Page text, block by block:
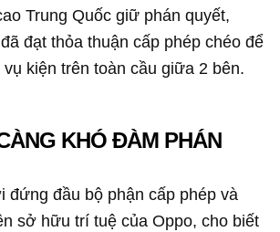
Trung Quốc giữ phán quyết,
đạt thỏa thuận cấp phép chéo để
kiện trên toàn cầu giữa 2 bên.
KHÓ ĐÀM PHÁN
đứng đầu bộ phận cấp phép và
sở hữu trí tuệ của Oppo, cho biết